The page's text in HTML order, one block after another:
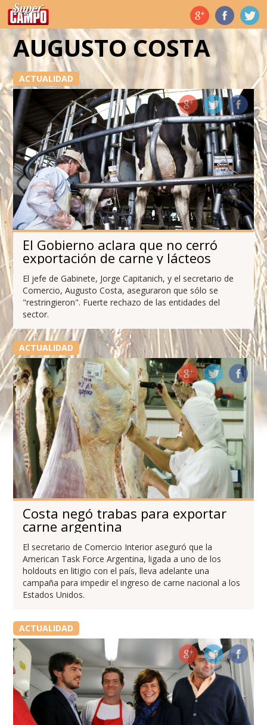
Temas de hoy
AUGUSTO COSTA
ACTUALIDAD
El Gobierno aclara que no cerró
exportación de carne y lácteos
El jefe de Gabinete, Jorge Capitanich, y el secretario de
Comercio, Augusto Costa, aseguraron que sólo se
"restringieron". Fuerte rechazo de las entidades del
sector.
ACTUALIDAD
Costa negó trabas para exportar
carne argentina
El secretario de Comercio Interior aseguró que la
American Task Force Argentina, ligada a uno de los
holdouts en litigio con el país, lleva adelante una
campaña para impedir el ingreso de carne nacional a los
Estados Unidos.
ACTUALIDAD